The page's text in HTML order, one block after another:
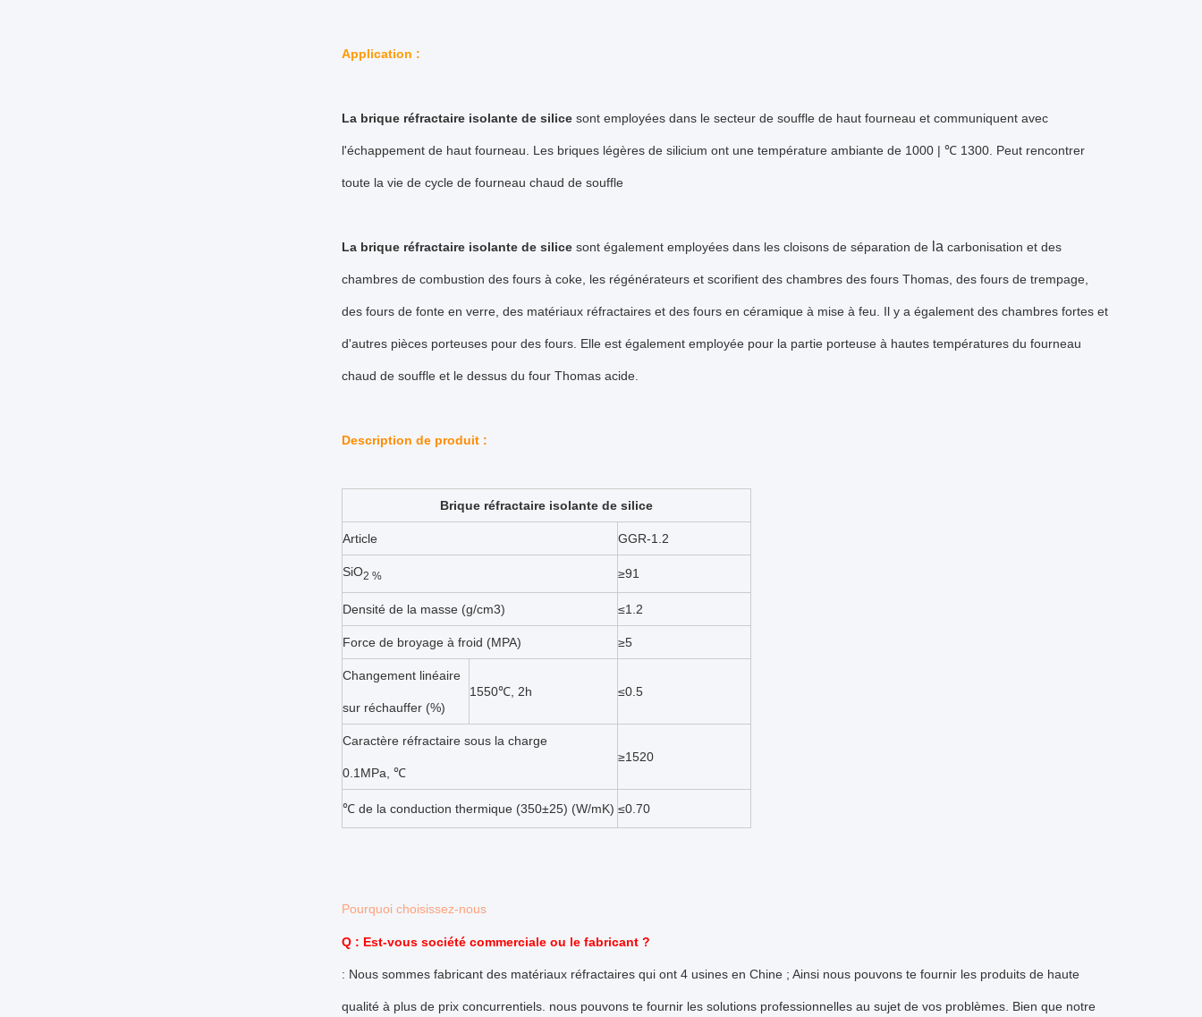
Application :
La brique réfractaire isolante de silice sont employées dans le secteur de souffle de haut fourneau et communiquent avec
l'échappement de haut fourneau. Les briques légères de silicium ont une température ambiante de 1000 | ℃ 1300. Peut rencontrer
toute la vie de cycle de fourneau chaud de souffle
La brique réfractaire isolante de silice sont également employées dans les cloisons de séparation de la carbonisation et des
chambres de combustion des fours à coke, les régénérateurs et scorifient des chambres des fours Thomas, des fours de trempage,
des fours de fonte en verre, des matériaux réfractaires et des fours en céramique à mise à feu. Il y a également des chambres fortes et
d'autres pièces porteuses pour des fours. Elle est également employée pour la partie porteuse à hautes températures du fourneau
chaud de souffle et le dessus du four Thomas acide.
Description de produit :
Brique réfractaire isolante de silice
Article GGR-1.2
SiO2 % ≥91
Densité de la masse (g/cm3) ≤1.2
Force de broyage à froid (MPA) ≥5
Changement linéaire
sur réchauffer (%)
1550℃, 2h ≤0.5
Caractère réfractaire sous la charge
0.1MPa, ℃
≥1520
℃ de la conduction thermique (350±25) (W/mK) ≤0.70
Pourquoi choisissez-nous
Q : Est-vous société commerciale ou le fabricant ?
: Nous sommes fabricant des matériaux réfractaires qui ont 4 usines en Chine ; Ainsi nous pouvons te fournir les produits de haute
qualité à plus de prix concurrentiels. nous pouvons te fournir les solutions professionnelles au sujet de vos problèmes. Bien que notre